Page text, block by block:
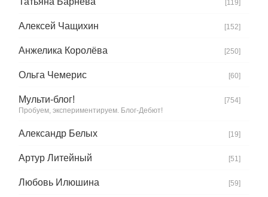
[119]
Алексей Чащихин [152]
Анжелика Королёва [250]
Ольга Чемерис [60]
Мульти-блог!
[754]
Пробуем, экспериментируем. Блог-Дебют!
Александр Белых [19]
Артур Литейный [51]
Любовь Илюшина [59]